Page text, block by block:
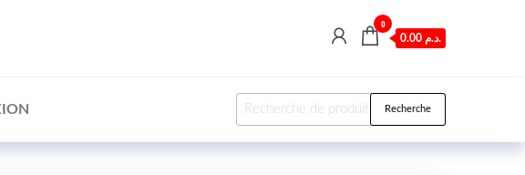
0
0.00 د.م.
Recherche pour : Recherche